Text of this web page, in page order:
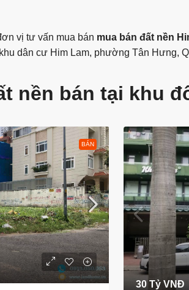
vị tư vấn mua bán mua bán đất nền
dân cư Him Lam, phường Tân Hưng,
nền bán tại khu
BÁN
30 Tỷ VNĐ